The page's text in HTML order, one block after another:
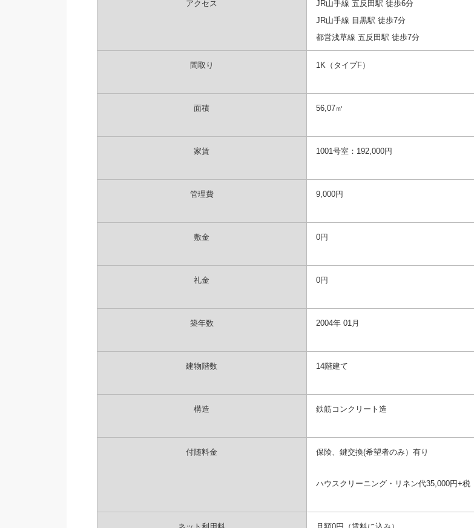
アクセス
JR山手線 五反田駅 徒歩6分
JR山手線 目黒駅 徒歩7分
都営浅草線 五反田駅 徒歩7分
間取り 1K（タイプF）
面積 56,07㎡
家賃 1001号室：192,000円
管理費 9,000円
敷金 0円
礼金 0円
築年数 2004年 01月
建物階数 14階建て
構造 鉄筋コンクリート造
付随料金 保険、鍵交換(希望者のみ）有り
ハウスクリーニング・リネン代35,000円+税